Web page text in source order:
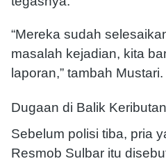
“Mereka sudah
masalah kejadian, kita
laporan,” tambah Mustari.
Dugaan di Balik Keributan
Sebelum polisi tiba, pria
Resmob Sulbar itu